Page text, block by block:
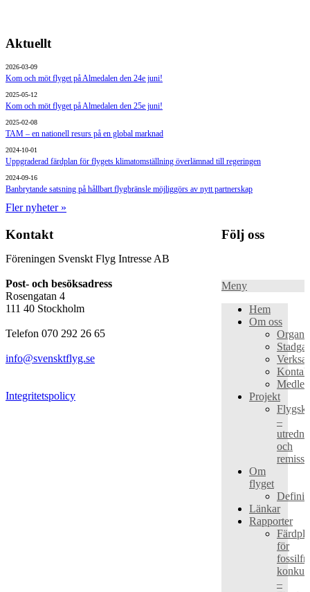
Aktuellt
2026-03-09
Kom och möt flyget på Almedalen den 24e juni!
2025-05-12
Kom och möt flyget på Almedalen den 25e juni!
2025-02-08
TAM – en nationell resurs på en global marknad
2024-10-01
Uppgraderad färdplan för flygets klimatomställning överlämnad till regeringen
2024-09-16
Banbrytande satsning på hållbart flygbränsle möjliggörs av nytt partnerskap
Fler nyheter »
Kontakt
Föreningen Svenskt Flyg Intresse AB
Post- och besöksadress
Rosengatan 4
111 40 Stockholm
Telefon 070 292 26 65
info@svensktflyg.se
Integritetspolicy
Följ oss
Meny
Hem
Om oss
Stadgar
Projekt
–
och
Om
flyget
Länkar
Rapporter
för
fossilfri
–